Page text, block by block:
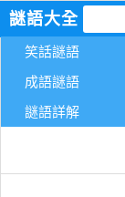
謎語大全
笑話謎語
成語謎語
謎語詳解